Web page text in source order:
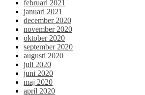
februari 2021
januari 2021
december 2020
november 2020
oktober 2020
september 2020
augusti 2020
juli 2020
juni 2020
maj 2020
april 2020